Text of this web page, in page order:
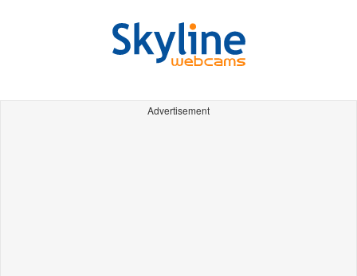
Advertisement